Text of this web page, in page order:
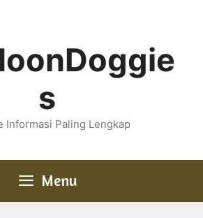
s
Informasi Paling Lengkap
Menu